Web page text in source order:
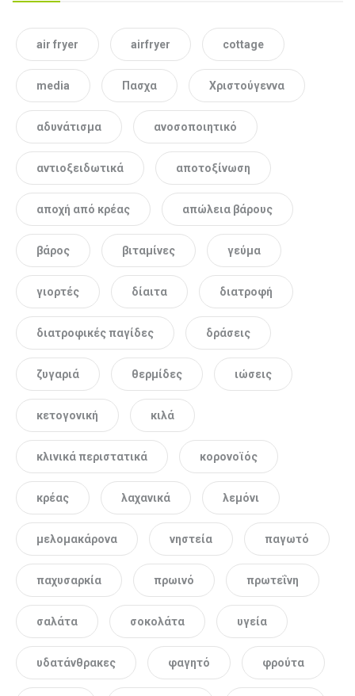
air fryer airfryer cottage
media Πασχα Χριστούγεννα
αδυνάτισμα ανοσοποιητικό
αντιοξειδωτικά αποτοξίνωση
αποχή από κρέας απώλεια βάρους
βάρος βιταμίνες γεύμα
γιορτές δίαιτα διατροφή
διατροφικές παγίδες δράσεις
ζυγαριά θερμίδες ιώσεις
κετογονική κιλά
κλινικά περιστατικά κορονοϊός
κρέας λαχανικά λεμόνι
μελομακάρονα νηστεία παγωτό
παχυσαρκία πρωινό πρωτεΐνη
σαλάτα σοκολάτα υγεία
υδατάνθρακες φαγητό φρούτα